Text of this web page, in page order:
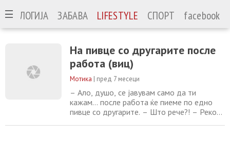
ЗАБАВА LIFESTYLE СПОРТ facebook
На пивце со другарите после
работа (виц)
Мотика | пред 7 месеци
– Ало, душо, се јавувам само да ти
кажам… после работа ќе пиеме по едно
пивце со другарите. – Што рече?! – Реков